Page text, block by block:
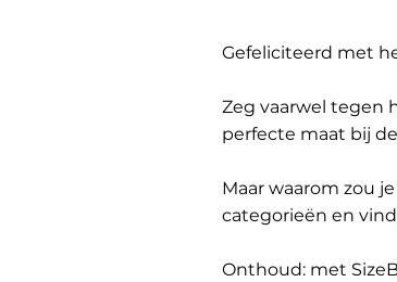
Gefeliciteerd met
Zeg vaarwel tegen
perfecte maat bij
Maar waarom zou
categorieën en
Onthoud: met